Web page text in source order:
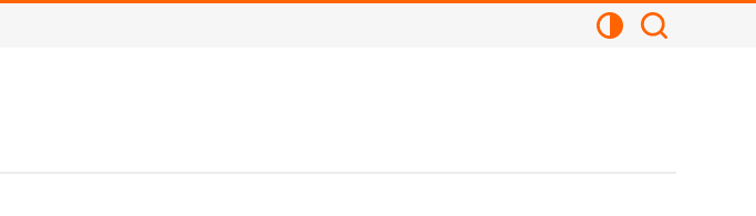
Kontrastansicht